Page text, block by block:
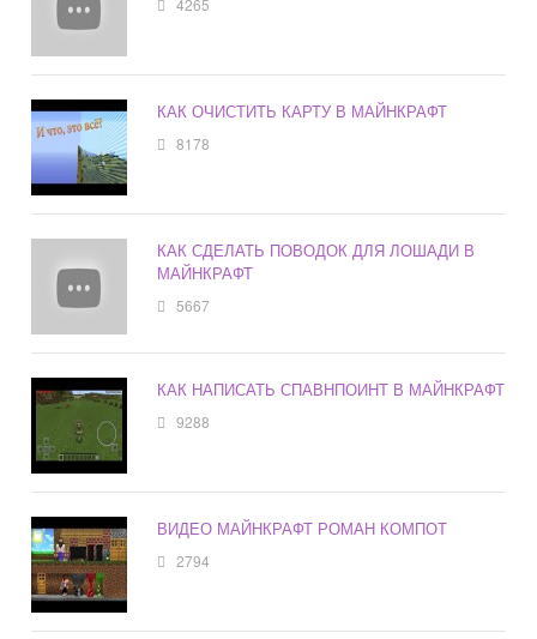
4265
КАК ОЧИСТИТЬ КАРТУ В МАЙНКРАФТ
8178
КАК СДЕЛАТЬ ПОВОДОК ДЛЯ ЛОШАДИ В
МАЙНКРАФТ
5667
КАК НАПИСАТЬ СПАВНПОИНТ В МАЙНКРАФТ
9288
ВИДЕО МАЙНКРАФТ РОМАН КОМПОТ
2794